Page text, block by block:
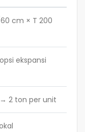
cm × T 200
ekspansi
2 ton per unit